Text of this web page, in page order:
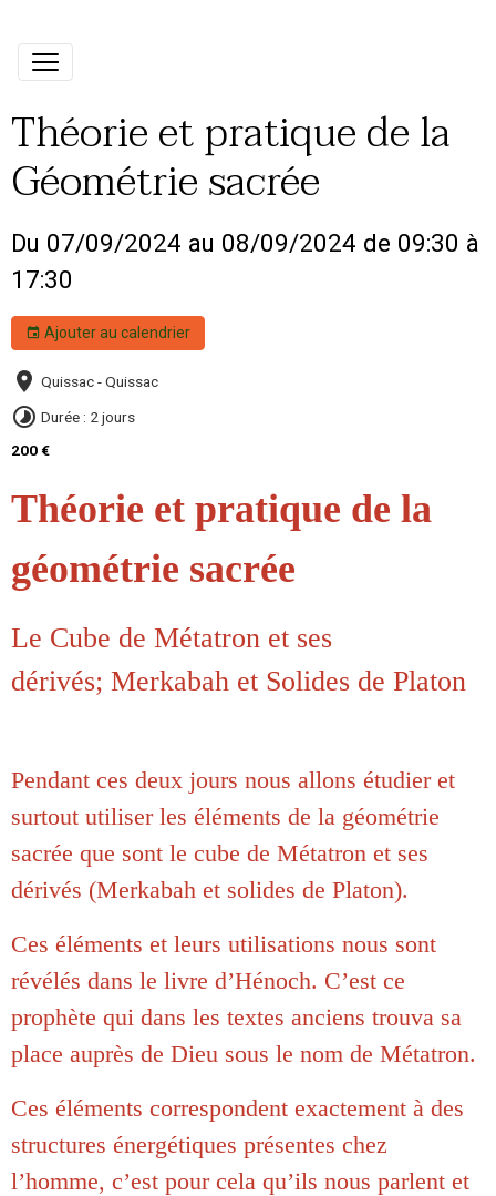
Théorie et pratique de la
Géométrie sacrée
Du 07/09/2024 au 08/09/2024 de 09:30 à
17:30
Ajouter au calendrier
Quissac - Quissac
Durée : 2 jours
200 €
Théorie et pratique de la
géométrie sacrée
Le Cube de Métatron et ses
dérivés; Merkabah et Solides de Platon
Pendant ces deux jours nous allons étudier et
surtout utiliser les éléments de la géométrie
sacrée que sont le cube de Métatron et ses
dérivés (Merkabah et solides de Platon).
Ces éléments et leurs utilisations nous sont
révélés dans le livre d’Hénoch. C’est ce
prophète qui dans les textes anciens trouva sa
place auprès de Dieu sous le nom de Métatron.
Ces éléments correspondent exactement à des
structures énergétiques présentes chez
l’homme, c’est pour cela qu’ils nous parlent et